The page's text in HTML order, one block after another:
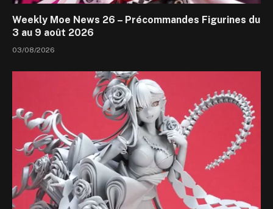
Weekly Moe News 26 – Précommandes Figurines du
3 au 9 août 2026
03/08/2026